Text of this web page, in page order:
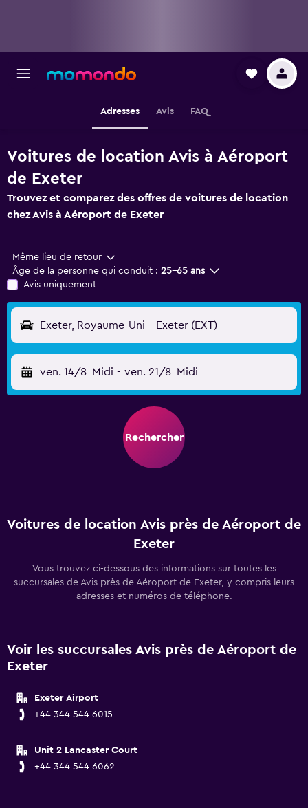
Adresses Avis FAQ
Voitures de location Avis à Aéroport
de Exeter
Trouvez et comparez des offres de voitures de location
chez Avis à Aéroport de Exeter
Même lieu de retour
Âge de la personne qui conduit : 25-65 ans
Avis uniquement
Exeter, Royaume-Uni - Exeter (EXT)
ven. 14/8 Midi - ven. 21/8 Midi
Rechercher
Voitures de location Avis près de Aéroport de
Exeter
Vous trouvez ci-dessous des informations sur toutes les
succursales de Avis près de Aéroport de Exeter, y compris leurs
adresses et numéros de téléphone.
Voir les succursales Avis près de Aéroport de
Exeter
Exeter Airport
+44 344 544 6015
Unit 2 Lancaster Court
+44 344 544 6062